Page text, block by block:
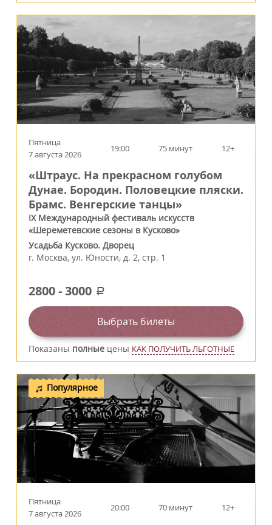
Пятница
7 августа 2026
19:00 75 минут 12+
«Штраус. На прекрасном голубом
Дунае. Бородин. Половецкие пляски.
Брамс. Венгерские танцы»
IX Международный фестиваль искусств
«Шереметевские сезоны в Кусково»
Усадьба Кусково. Дворец
г. Москва, ул. Юности, д. 2, стр. 1
2800-3000 a
Выбрать билеты
Показаны полные цены КАК ПОЛУЧИТЬ ЛЬГОТНЫЕ
Популярное
Пятница
7 августа 2026
20:00 70 минут 12+